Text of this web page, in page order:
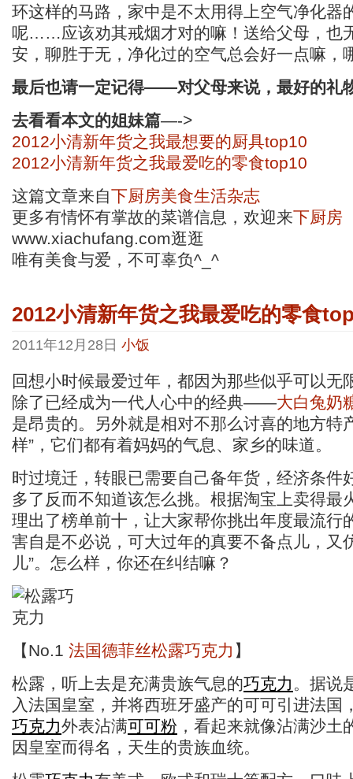
环这样的马路，家中是不太用得上空气净化器
呢……应该劝其戒烟才对的嘛！送给父母，也
安，聊胜于无，净化过的空气总会好一点嘛，
最后也请一定记得——对父母来说，最好的礼
去看看本文的姐妹篇—->
2012小清新年货之我最想要的厨具top10
2012小清新年货之我最爱吃的零食top10
这篇文章来自下厨房美食生活杂志
更多有情怀有掌故的菜谱信息，欢迎来下厨房
www.xiachufang.com逛逛
唯有美食与爱，不可辜负^_^
2012小清新年货之我最爱吃的零食
2011年12月28日 小饭
回想小时候最爱过年，都因为那些似乎可以无
除了已经成为一代人心中的经典——大白兔奶
是昂贵的。另外就是相对不那么讨喜的地方特
样”，它们都有着妈妈的气息、家乡的味道。
时过境迁，转眼已需要自己备年货，经济条件
多了反而不知道该怎么挑。根据淘宝上卖得最
理出了榜单前十，让大家帮你挑出年度最流行
害自是不必说，可大过年的真要不备点儿，又
儿”。怎么样，你还在纠结嘛？
【No.1 法国德菲丝松露巧克力 】
松露，听上去是充满贵族气息的巧克力 。据说
入法国皇室，并将西班牙盛产的可可引进法国
巧克力外表沾满可可粉 ，看起来就像沾满沙土
因皇室而得名，天生的贵族血统。